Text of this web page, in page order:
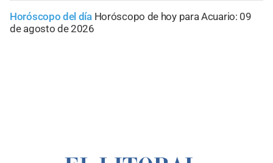
Horóscopo del día Horóscopo de hoy para Acuario: 09
de agosto de 2026